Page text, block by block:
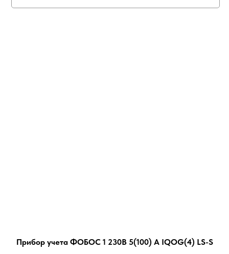
Прибор учета ФОБОС 1 230В 5(100) А IQOG(4) LS-S